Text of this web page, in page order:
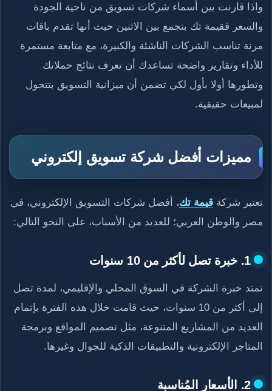
واذا قارنت بين أسماء شركات تسويق من ناحية الجودة
والسعر فقيمة تك بتجمع بين الاثنين حيث أنها تقدم باقات
مرنة تناسب الشركات الناشئة والكبيرة، مع متابعة مستمرة
للأداء وتقارير واضحة تساعدك أن تعرف نتائج حملاتك
وتطورها أولا بأول لكي تضمن أن ميزانية التسويق بتتحول
لمبيعات حقيقية.
مميزات أفضل شركة تسويق إلكتروني
تعتبر شركة قيمة تك، أفضل شركات التسويق الإلكتروني، في
مصر والوطن العربي؛ للعديد من الأسباب، على النحو التالي:
1. خبرة تصل لأكثر من 10 سنوات
تمتد خبرة الشركة في السوق المحلي والإقليمي، لمدة تصل
إلى أكثر من 10 سنوات، حيث قامت خلال هذه الفترة بإتمام
العديد من المشاريع المتنوعة، مثل تصميم المواقع وبرمجة
المتاجر الإلكترونية والتطبيقات الذكية للجوال وغيرها.
2. الأسعار المُناسبة